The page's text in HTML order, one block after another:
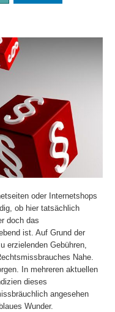
oder Internetshops
ob hier tatsächlich
doch das
ist. Auf Grund der
erzielenden Gebühren,
Nahe.
In mehreren aktuellen
dieses
angesehen
Wunder.